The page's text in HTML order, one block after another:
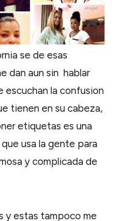
se de esas
dan aun sin hablar
escuchan la confusion
tienen en su cabeza,
etiquetas es una
usa la gente para
y complicada de
y estas tampoco me